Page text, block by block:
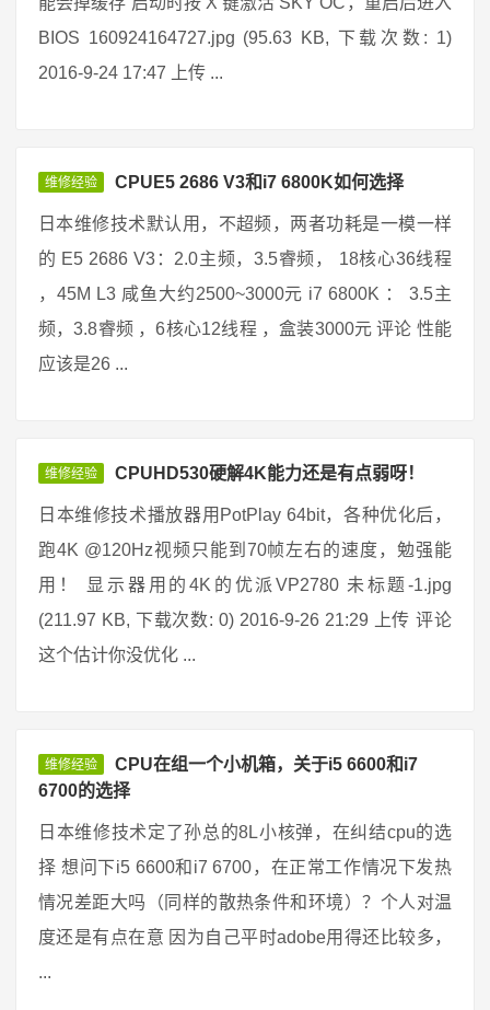
BIOS 160924164727.jpg (95.63 KB, 下载次数: 1)
2016-9-24 17:47 上传 ...
维修经验 CPUE5 2686 V3和i7 6800K如何选择
日本维修技术默认用，不超频，两者功耗是一模一样
的 E5 2686 V3：2.0主频，3.5睿频， 18核心36线程
，45M L3 咸鱼大约2500~3000元 i7 6800K ： 3.5主
频，3.8睿频 ，6核心12线程 ，盒装3000元 评论 性能
应该是26 ...
维修经验 CPUHD530硬解4K能力还是有点弱呀！
日本维修技术播放器用PotPlay 64bit，各种优化后，
跑4K @120Hz视频只能到70帧左右的速度，勉强能
用！ 显示器用的4K的优派VP2780 未标题-1.jpg
(211.97 KB, 下载次数: 0) 2016-9-26 21:29 上传 评论
这个估计你没优化 ...
维修经验
CPU在组一个小机箱，关于i5 6600和i7
6700的选择
日本维修技术定了孙总的8L小核弹，在纠结cpu的选
择 想问下i5 6600和i7 6700，在正常工作情况下发热
情况差距大吗（同样的散热条件和环境）？个人对温
度还是有点在意 因为自己平时adobe用得还比较多，
...